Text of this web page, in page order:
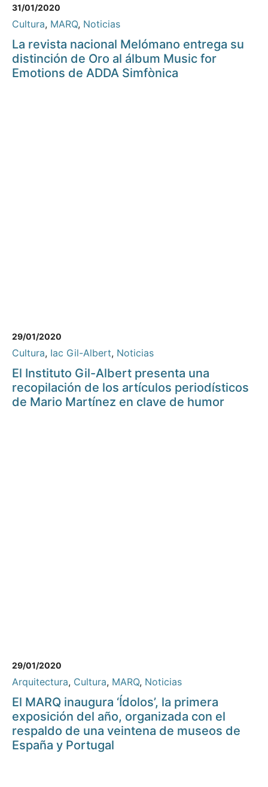
31/01/2020
Cultura, MARQ, Noticias
La revista nacional Melómano entrega su
distinción de Oro al álbum Music for
Emotions de ADDA Simfònica
29/01/2020
Cultura, Iac Gil-Albert, Noticias
El Instituto Gil-Albert presenta una
recopilación de los artículos periodísticos
de Mario Martínez en clave de humor
29/01/2020
Arquitectura, Cultura, MARQ, Noticias
El MARQ inaugura ‘Ídolos’, la primera
exposición del año, organizada con el
respaldo de una veintena de museos de
España y Portugal